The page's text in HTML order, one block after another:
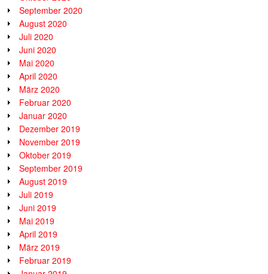
September 2020
August 2020
Juli 2020
Juni 2020
Mai 2020
April 2020
März 2020
Februar 2020
Januar 2020
Dezember 2019
November 2019
Oktober 2019
September 2019
August 2019
Juli 2019
Juni 2019
Mai 2019
April 2019
März 2019
Februar 2019